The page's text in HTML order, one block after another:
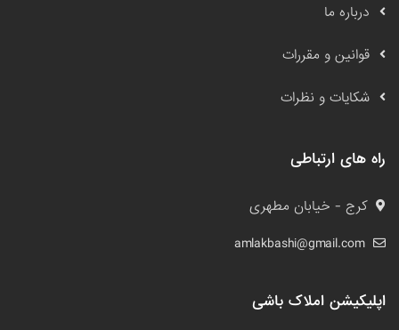
درباره ما
قوانین و مقررات
شکایات و نظرات
راه های ارتباطی
کرج - خیابان مطهری
amlakbashi@gmail.com
اپلیکیشن املاک باشی